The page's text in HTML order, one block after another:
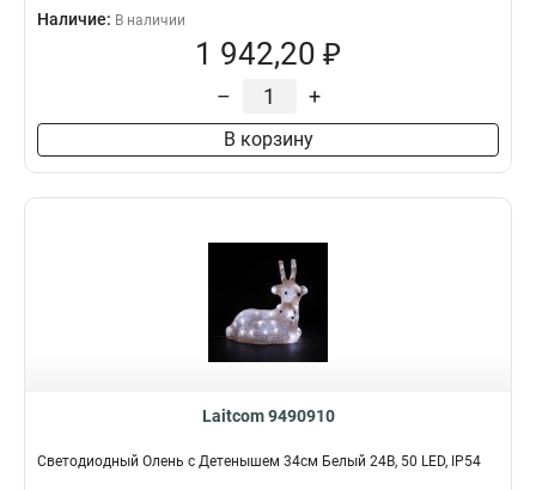
Наличие: В наличии
1 942,20 ₽
– +
В корзину
Laitcom 9490910
Светодиодный Олень с Детенышем 34см Белый 24В, 50 LED, IP54